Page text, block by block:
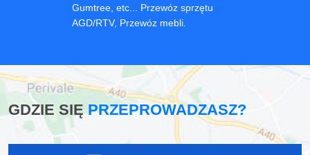
Gumtree, etc... Przewóz sprzętu
AGD/RTV, Przewóz mebli.
GDZIE SIĘPRZEPROWADZASZ?